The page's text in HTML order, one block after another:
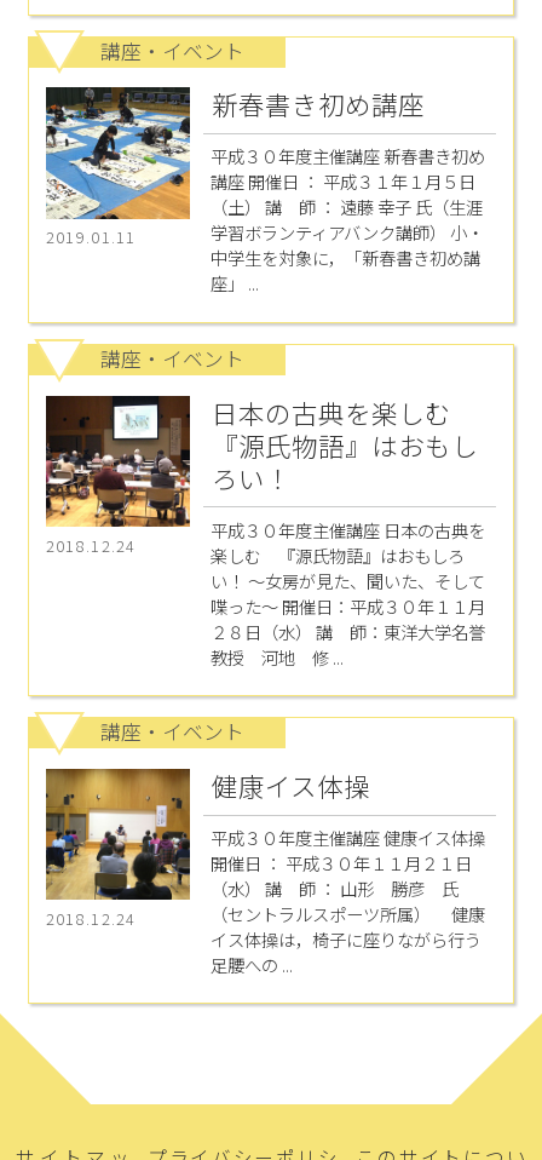
講座・イベント
2019.01.11
新春書き初め講座
平成３０年度主催講座 新春書き初め
講座 開催日 ： 平成３１年１月５日
（土） 講 師 ： 遠藤 幸子 氏（生涯
学習ボランティアバンク講師） 小・
中学生を対象に，「新春書き初め講
座」 ...
講座・イベント
2018.12.24
日本の古典を楽しむ
『源氏物語』はおもし
ろい！
平成３０年度主催講座 日本の古典を
楽しむ 『源氏物語』はおもしろ
い！ ～女房が見た、聞いた、そして
喋った～ 開催日：平成３０年１１月
２８日（水） 講 師：東洋大学名誉
教授 河地 修 ...
講座・イベント
2018.12.24
健康イス体操
平成３０年度主催講座 健康イス体操
開催日 ： 平成３０年１１月２１日
（水） 講 師 ： 山形 勝彦 氏
（セントラルスポーツ所属） 健康
イス体操は，椅子に座りながら行う
足腰への ...